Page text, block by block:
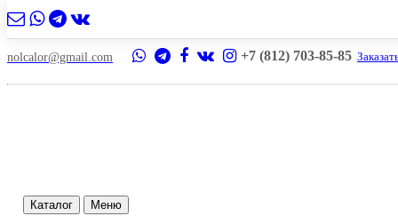
4
nolcalor@gmail.com +7 (812) 703-85-85
Каталог Меню